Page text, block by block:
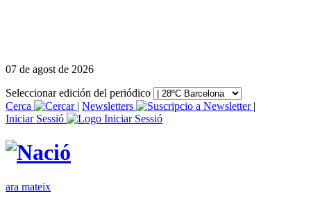
07 de agost de 2026
Seleccionar edición del periódico
Cerca
| Newsletters
|
Iniciar Sessió
ara mateix